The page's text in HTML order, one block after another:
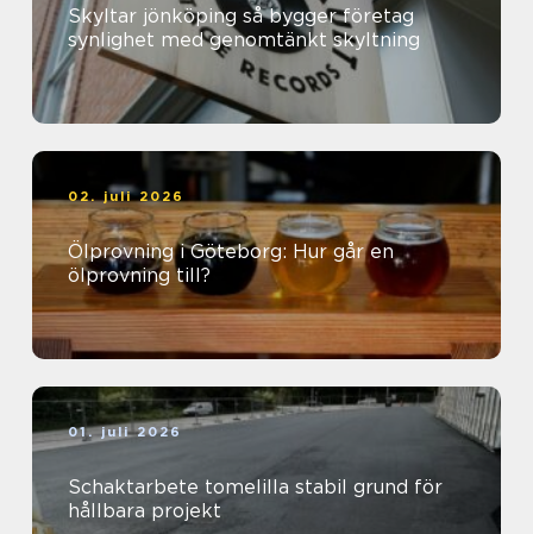
Skyltar jönköping så bygger företag
synlighet med genomtänkt skyltning
02. juli 2026
Ölprovning i Göteborg: Hur går en
ölprovning till?
01. juli 2026
Schaktarbete tomelilla stabil grund för
hållbara projekt